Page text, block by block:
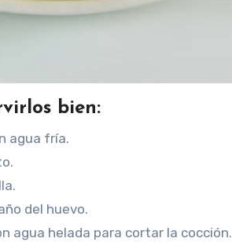
bien:
agua fría.
del huevo.
agua helada para cortar la cocción.